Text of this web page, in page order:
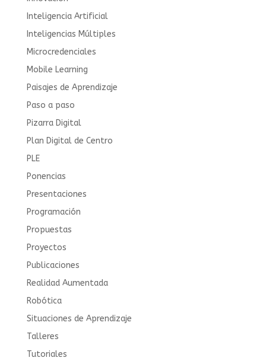
Inteligencia Artificial
Inteligencias Múltiples
Microcredenciales
Mobile Learning
Paisajes de Aprendizaje
Paso a paso
Pizarra Digital
Plan Digital de Centro
PLE
Ponencias
Presentaciones
Programación
Propuestas
Proyectos
Publicaciones
Realidad Aumentada
Robótica
Situaciones de Aprendizaje
Talleres
Tutoriales